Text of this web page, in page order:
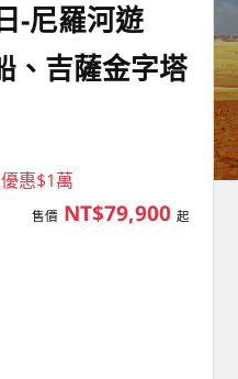
-尼羅河遊
、吉薩金字塔
惠$1萬
售價 NT$79,900 起